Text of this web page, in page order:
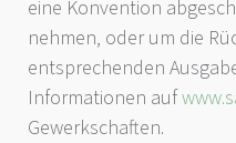
eine Konvention
nehmen, oder um die
entsprechenden
Informationen auf
Gewerkschaften.